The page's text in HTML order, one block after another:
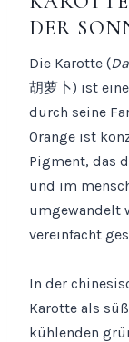
DER
Die Karotte (
胡萝卜) ist
durch seine
Orange ist
Pigment, das
und im
umgewandelt
vereinfacht
In der
Karotte als
kühlenden